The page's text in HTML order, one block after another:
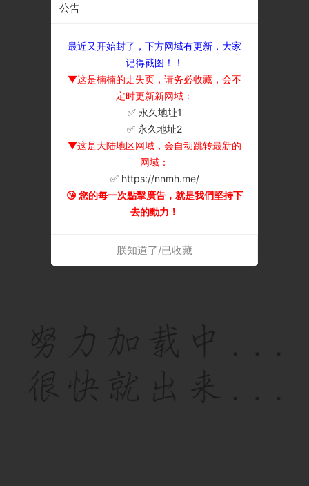
公告
最近又开始封了，下方网域有更新，大家
记得截图！！
▼这是楠楠的走失页，请务必收藏，会不
定时更新新网域：
✅ 永久地址1
✅ 永久地址2
▼这是大陆地区网域，会自动跳转最新的
网域：
✅ https://nnmh.me/
😘 您的每一次點擊廣告，就是我們堅持下
去的動力！
朕知道了/已收藏